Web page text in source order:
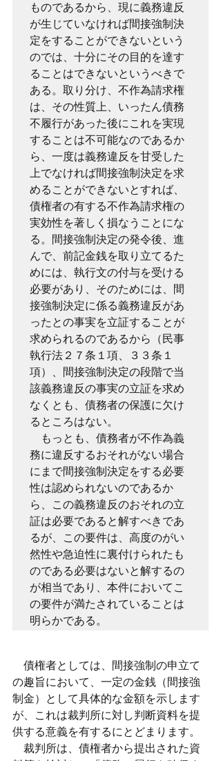
ものであるから、現に義務違反
が生じていなければ間接強制決
定をすることができないという
のでは、十分にその目的を達す
ることはできないというべきで
ある。取り分け、不作為請求権
は、その性質上、いったん債務
不履行があった後にこれを実現
することは不可能なのであるか
ら、一度は義務違反を甘受した
上でなければ間接強制決定を求
めることができないとすれば、
債権者の有する不作為請求権の
実効性を著しく損なうことにな
る。間接強制決定の発令後、進
んで、前記金銭を取り立てるた
めには、執行文の付与を受ける
必要があり、そのためには、間
接強制決定に係る義務違反があ
ったとの事実を立証することが
求められるのであるから（民事
執行法２７条１項、３３条１
項）、間接強制決定の段階で当
該義務違反の事実の立証を求め
なくとも、債務者の保護に欠け
るところはない。
もっとも、債務者が不作為義
務に違反するおそれがない場合
にまで間接強制決定をする必要
性は認められないのであるか
ら、この義務違反のおそれの立
証は必要であると解すべきであ
るが、この要件は、高度のがい
然性や急迫性に裏付けられたも
のである必要はないと解するの
が相当であり、本件においてこ
の要件が満たされていることは
明らかである。
債権者としては、間接強制の申立て
の趣旨において、一定の金銭（間接強
制金）として具体的な金額を示します
が、これは裁判所に対し判断資料を提
供する意義を有するにとどまります。
裁判所は、債権者から提出された資